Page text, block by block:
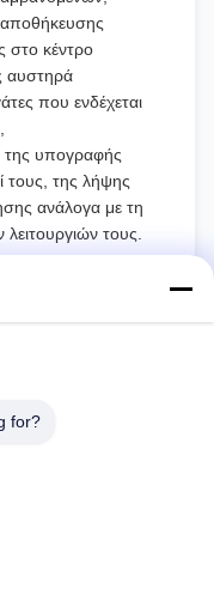
στο κέντρο
αυστηρά
που ενδέχεται
της υπογραφής
τους, της λήψης
ανάλογα με τη
τους.
Εάν είστε
αυτήν την
for?